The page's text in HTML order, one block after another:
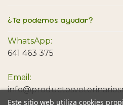
Este sitio web utiliza cookies
¿Te podemos ayudar?
WhatsApp:
641 463 375
Email: